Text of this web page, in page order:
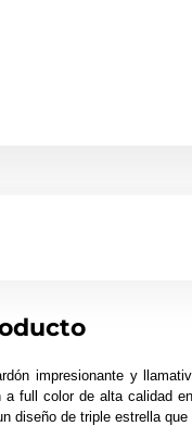
impresionante y
full color de alta calidad
diseño de triple estrella